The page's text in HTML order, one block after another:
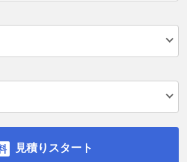
見積りスタート